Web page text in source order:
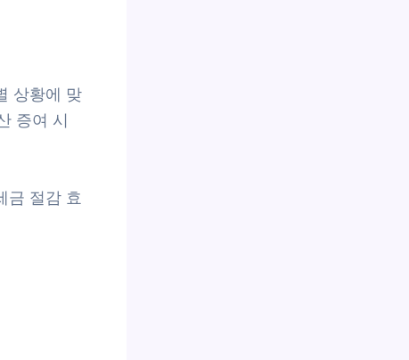
상황에 맞
증여 시
금 절감 효